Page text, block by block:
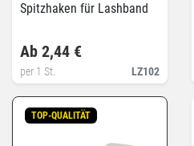
Spitzhaken für Lashband
LZ102
Ab 2,44 €
per 1 St.
TOP-QUALITÄT